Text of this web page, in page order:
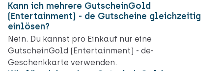
Kann ich mehrere GutscheinGold
(Entertainment) - de Gutscheine gleichzeitig
einlösen?
Nein. Du kannst pro Einkauf nur eine
GutscheinGold (Entertainment) - de-
Geschenkkarte verwenden.